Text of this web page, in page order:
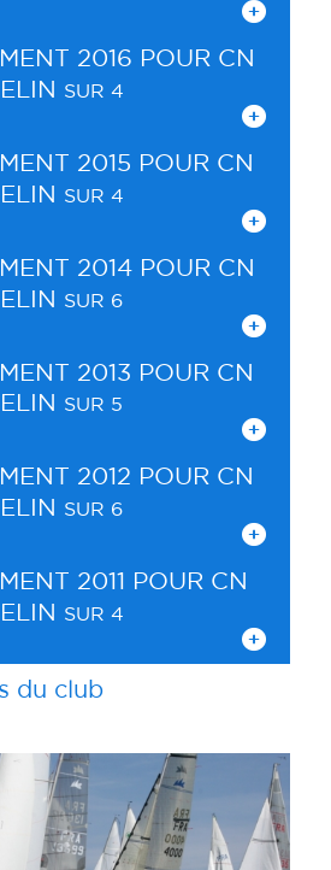
2016 POUR CN
SUR 4
2015 POUR CN
SUR 4
2014 POUR CN
SUR 6
2013 POUR CN
SUR 5
2012 POUR CN
SUR 6
2011 POUR CN
SUR 4
du club